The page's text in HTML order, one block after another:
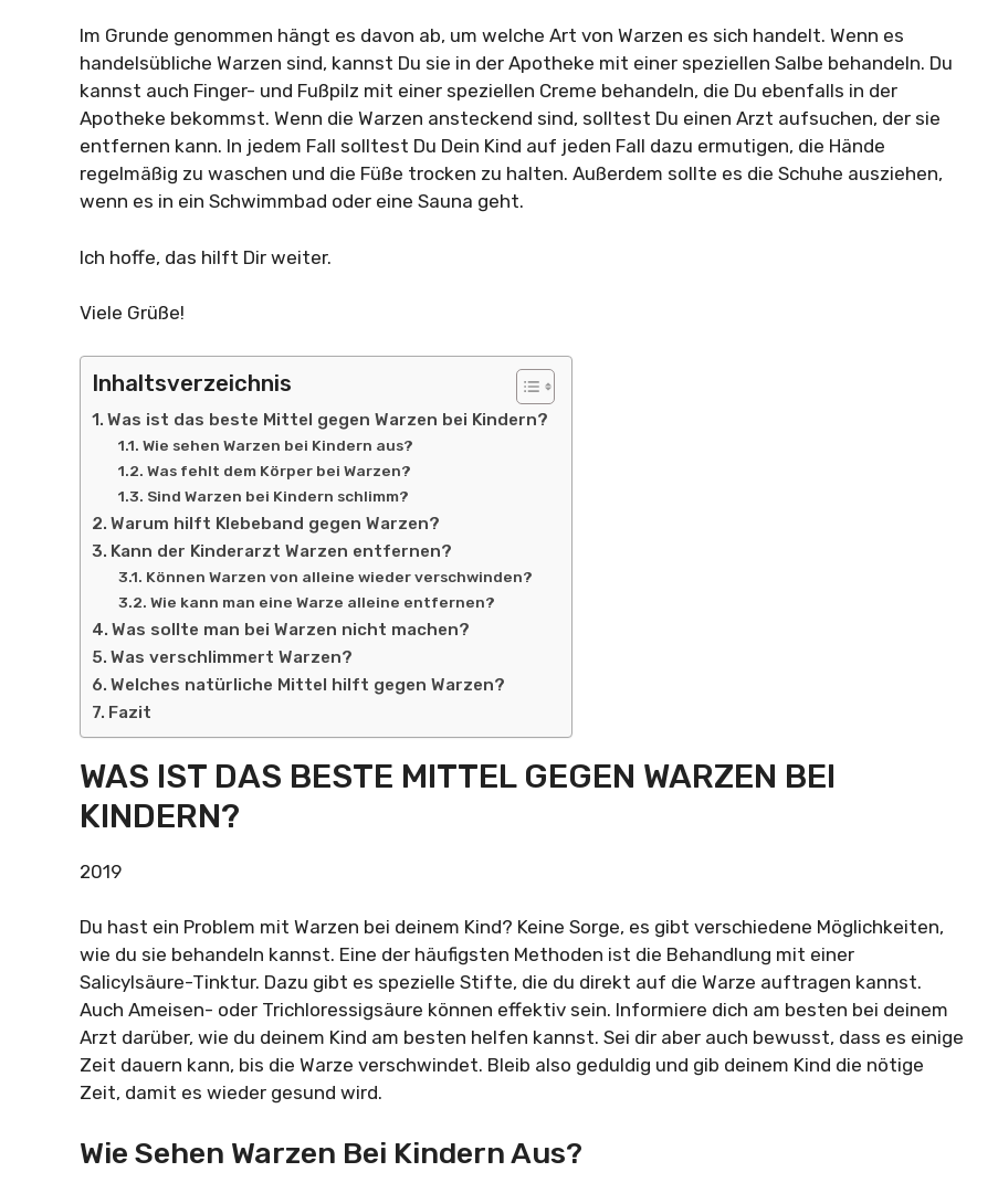
Im Grunde genommen hängt es davon ab, um welche Art von Warzen es sich handelt. Wenn es
handelsübliche Warzen sind, kannst Du sie in der Apotheke mit einer speziellen Salbe behandeln. Du
kannst auch Finger- und Fußpilz mit einer speziellen Creme behandeln, die Du ebenfalls in der
Apotheke bekommst. Wenn die Warzen ansteckend sind, solltest Du einen Arzt aufsuchen, der sie
entfernen kann. In jedem Fall solltest Du Dein Kind auf jeden Fall dazu ermutigen, die Hände
regelmäßig zu waschen und die Füße trocken zu halten. Außerdem sollte es die Schuhe ausziehen,
wenn es in ein Schwimmbad oder eine Sauna geht.
Ich hoffe, das hilft Dir weiter.
Viele Grüße!
Inhaltsverzeichnis
Was ist das beste Mittel gegen Warzen bei Kindern?
Wie sehen Warzen bei Kindern aus?
Was fehlt dem Körper bei Warzen?
Sind Warzen bei Kindern schlimm?
Warum hilft Klebeband gegen Warzen?
Kann der Kinderarzt Warzen entfernen?
Können Warzen von alleine wieder verschwinden?
Wie kann man eine Warze alleine entfernen?
Was sollte man bei Warzen nicht machen?
Was verschlimmert Warzen?
Welches natürliche Mittel hilft gegen Warzen?
Fazit
WAS IST DAS BESTE MITTEL GEGEN WARZEN BEI
KINDERN?
2019
Du hast ein Problem mit Warzen bei deinem Kind? Keine Sorge, es gibt verschiedene Möglichkeiten,
wie du sie behandeln kannst. Eine der häufigsten Methoden ist die Behandlung mit einer
Salicylsäure-Tinktur. Dazu gibt es spezielle Stifte, die du direkt auf die Warze auftragen kannst.
Auch Ameisen- oder Trichloressigsäure können effektiv sein. Informiere dich am besten bei deinem
Arzt darüber, wie du deinem Kind am besten helfen kannst. Sei dir aber auch bewusst, dass es einige
Zeit dauern kann, bis die Warze verschwindet. Bleib also geduldig und gib deinem Kind die nötige
Zeit, damit es wieder gesund wird.
Wie Sehen Warzen Bei Kindern Aus?